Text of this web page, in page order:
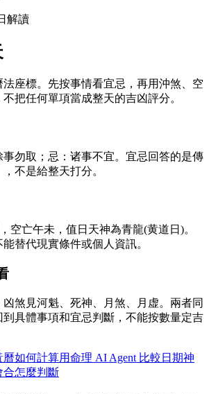
解讀
座標。先按事情看宜忌，再用沖煞、空
把任何單項當成整天的吉凶評分。
勿取；忌：诸事不宜。宜忌回答的是傳
不是給整天打分。
空亡午未，值日天神為青龍(黄道日)。
替代現實條件或個人資訊。
煞見河魁、死神、月煞、月虚。兩者同
具體事項和宜忌判斷，不能按數量定吉
曆如何計算用命理 AI Agent 比較日期神
合怎麼判斷